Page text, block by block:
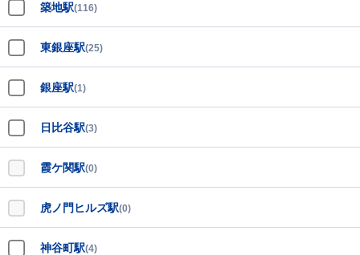
築地駅(116)
東銀座駅(25)
銀座駅(1)
日比谷駅(3)
霞ケ関駅(0)
虎ノ門ヒルズ駅(0)
神谷町駅(4)